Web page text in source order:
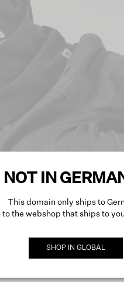
NOT IN
This domain only ships to
to the webshop that ships to
SHOP IN GLOBAL